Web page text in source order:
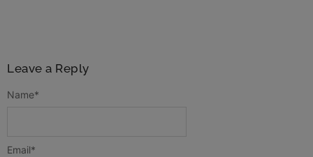
Leave a Reply
Name*
Email*